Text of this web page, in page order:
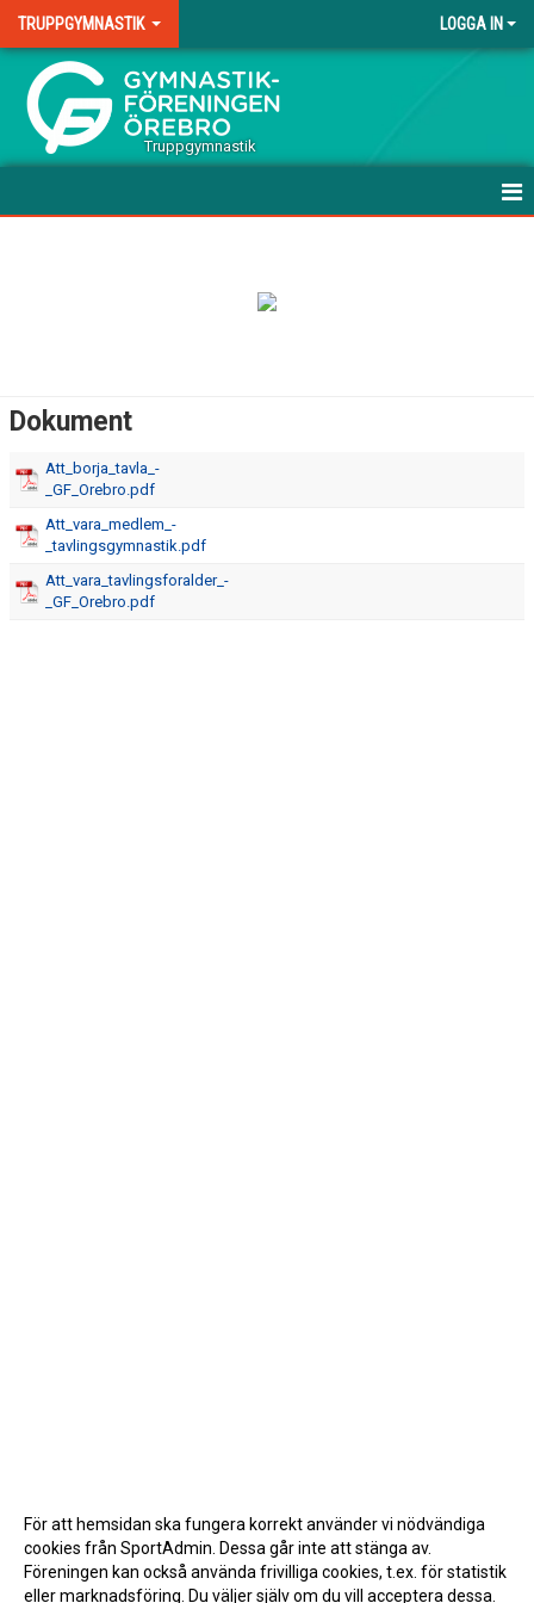
TRUPPGYMNASTIK LOGGA IN
.
Truppgymnastik
Dokument
Att_borja_tavla_-
_GF_Orebro.pdf
Att_vara_medlem_-
_tavlingsgymnastik.pdf
Att_vara_tavlingsforalder_-
_GF_Orebro.pdf
För att hemsidan ska fungera korrekt använder vi nödvändiga
cookies från SportAdmin. Dessa går inte att stänga av.
Föreningen kan också använda frivilliga cookies, t.ex. för statistik
eller marknadsföring. Du väljer själv om du vill acceptera dessa.